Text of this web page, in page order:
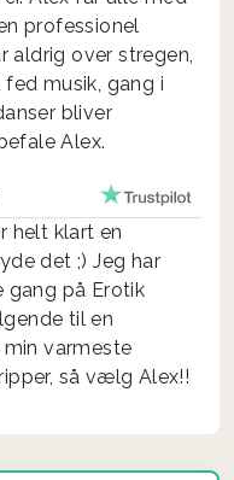
professionel
aldrig over stregen,
musik, gang i
bliver
Alex.
helt klart en
det ;) Jeg har
gang på Erotik
til en
varmeste
så vælg Alex!!